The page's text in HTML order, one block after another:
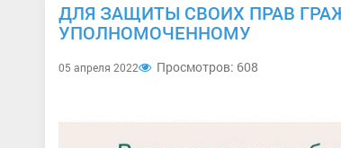
ДЛЯ ЗАЩИТЫ СВОИХ ПРАВ
УПОЛНОМОЧЕННОМУ
05 апреля 2022 Просмотров: 608